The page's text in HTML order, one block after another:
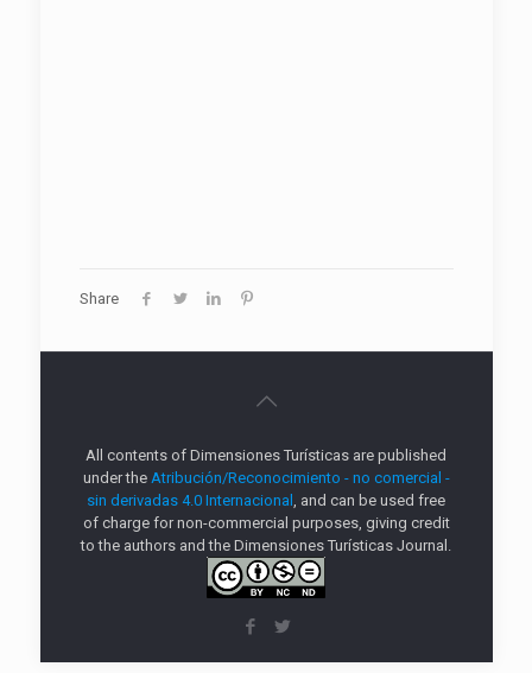
Share
All contents of Dimensiones Turísticas are published
under the Atribución/Reconocimiento - no comercial -
sin derivadas 4.0 Internacional , and can be used free
of charge for non-commercial purposes, giving credit
to the authors and the Dimensiones Turísticas Journal.